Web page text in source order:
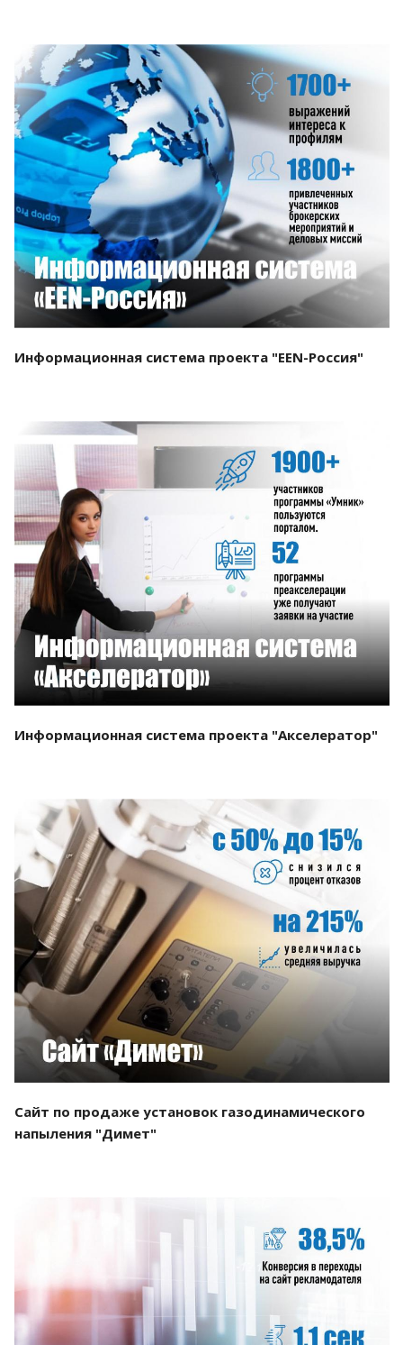
Смотреть проект
Информационная система проекта "EEN-Россия"
Смотреть проект
Информационная система проекта "Акселератор"
Смотреть проект
Сайт по продаже установок газодинамического
напыления "Димет"